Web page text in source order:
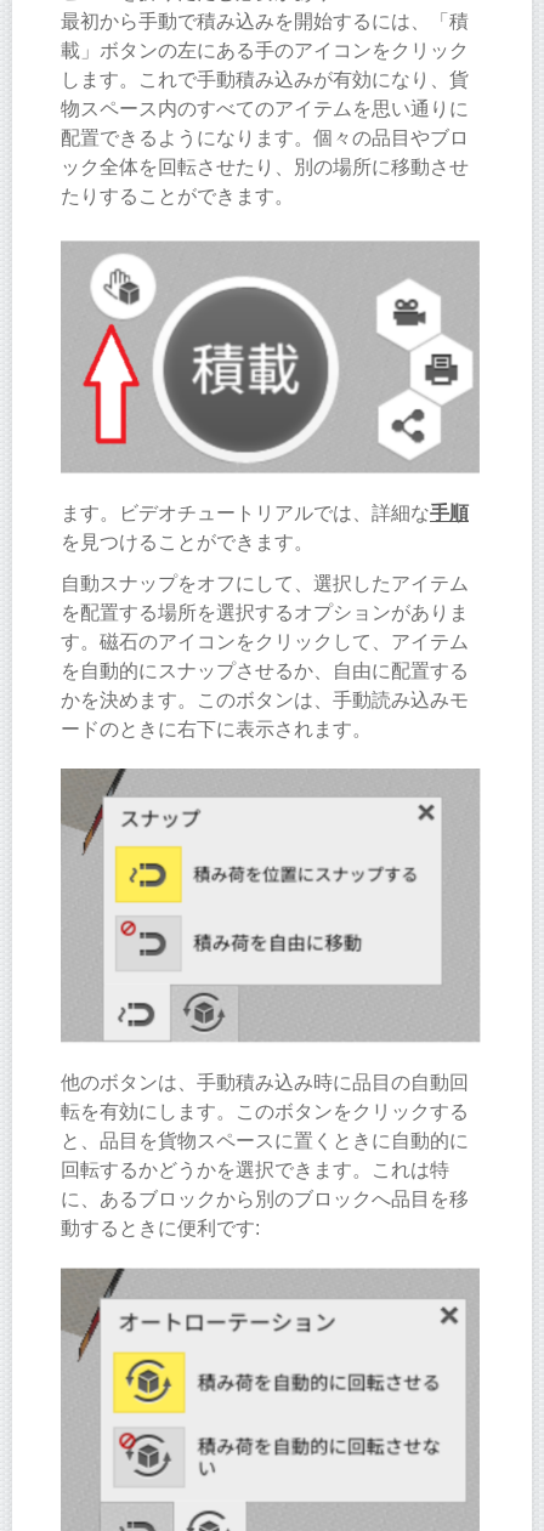
最初から手動で積み込みを開始するには、「積
載」ボタンの左にある手のアイコンをクリック
します。これで手動積み込みが有効になり、貨
物スペース内のすべてのアイテムを思い通りに
配置できるようになります。個々の品目やブロ
ック全体を回転させたり、別の場所に移動させ
たりすることができます。
ます。ビデオチュートリアルでは、詳細な手順
を見つけることができます。
自動スナップをオフにして、選択したアイテム
を配置する場所を選択するオプションがありま
す。磁石のアイコンをクリックして、アイテム
を自動的にスナップさせるか、自由に配置する
かを決めます。このボタンは、手動読み込みモ
ードのときに右下に表示されます。
他のボタンは、手動積み込み時に品目の自動回
転を有効にします。このボタンをクリックする
と、品目を貨物スペースに置くときに自動的に
回転するかどうかを選択できます。これは特
に、あるブロックから別のブロックへ品目を移
動するときに便利です: